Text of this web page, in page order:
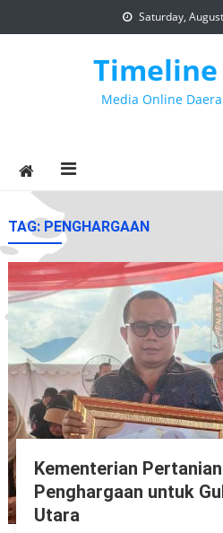
to
Saturday,
Media Online
TAG: PENGHARGAAN
Kementerian
Penghargaan untuk
Utara